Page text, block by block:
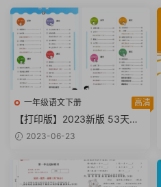
一年级语文下册 高清
【打印版】2023新版 53天天
练 练习卷 试题卷 一年级下册
2023-06-23